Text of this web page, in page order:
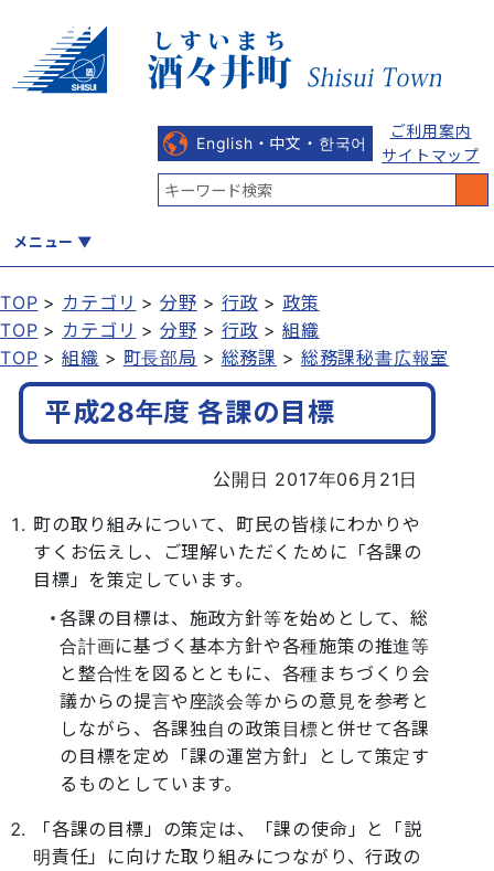
English・中文・한국어
ご利用案内
サイトマップ
メニュー
くらし 健康・福祉 教育・文化 観光・魅力
行政 まちづくり 防災
TOP カテゴリ 分野 行政
政策
TOP
カテゴリ 分野 行政
組織
TOP
組織 町長部局 総務課 総務課秘書広報室
平成28年度 各課の目標
公開日 2017年06月21日
町の取り組みについて、町民の皆様にわかりや
すくお伝えし、ご理解いただくために「各課の
目標」を策定しています。
各課の目標は、施政方針等を始めとして、総
合計画に基づく基本方針や各種施策の推進等
と整合性を図るとともに、各種まちづくり会
議からの提言や座談会等からの意見を参考と
しながら、各課独自の政策目標と併せて各課
の目標を定め「課の運営方針」として策定す
るものとしています。
「各課の目標」の策定は、「課の使命」と「説
明責任」に向けた取り組みにつながり、行政の